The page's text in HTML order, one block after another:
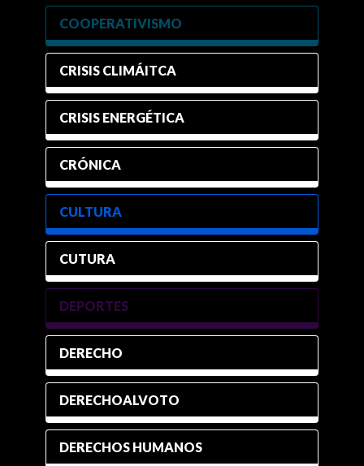
COOPERATIVISMO
CRISIS CLIMÁITCA
CRISIS ENERGÉTICA
CRÓNICA
CULTURA
CUTURA
DEPORTES
DERECHO
DERECHOALVOTO
DERECHOS HUMANOS